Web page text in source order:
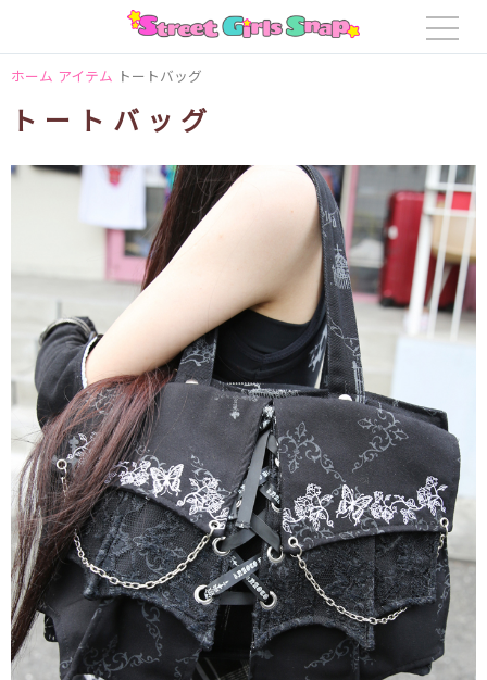
ホーム アイテム トートバッグ
トートバッグ